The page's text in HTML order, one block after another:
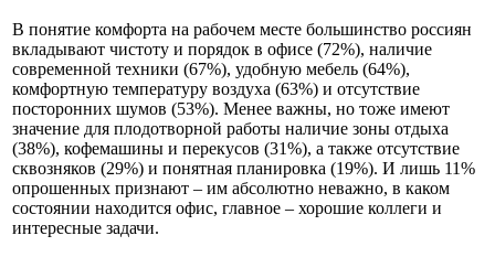
В понятие комфорта на рабочем месте большинство россиян
вкладывают чистоту и порядок в офисе (72%), наличие
современной техники (67%), удобную мебель (64%),
комфортную температуру воздуха (63%) и отсутствие
посторонних шумов (53%). Менее важны, но тоже имеют
значение для плодотворной работы наличие зоны отдыха
(38%), кофемашины и перекусов (31%), а также отсутствие
сквозняков (29%) и понятная планировка (19%). И лишь 11%
опрошенных признают – им абсолютно неважно, в каком
состоянии находится офис, главное – хорошие коллеги и
интересные задачи.